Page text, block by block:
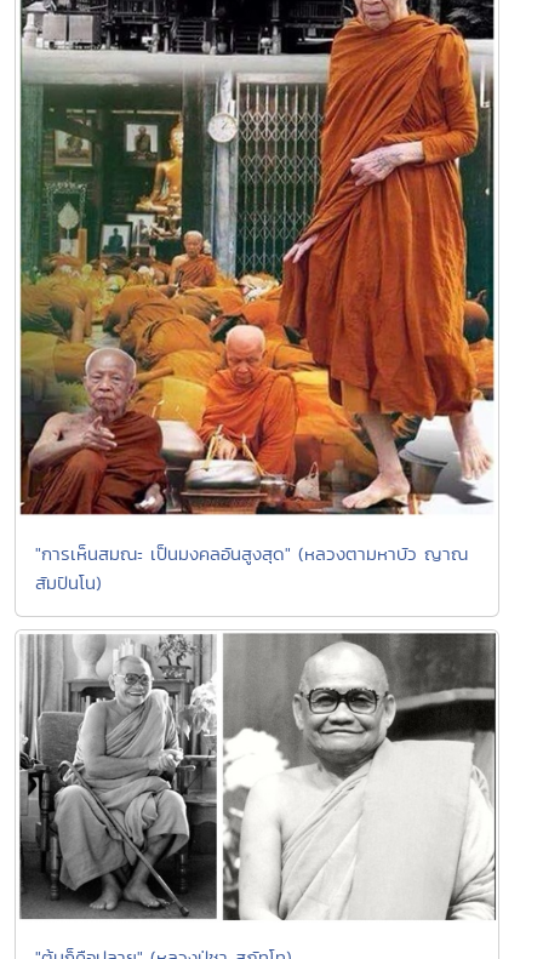
"การเห็นสมณะ เป็นมงคลอันสูงสุด" (หลวงตามหาบัว ญาณ
สัมปันโน)